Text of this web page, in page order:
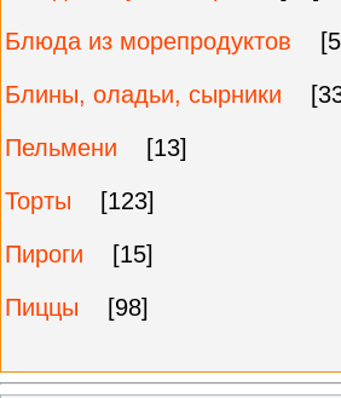
Блюда из морепродуктов
Блины, оладьи, сырники
Пельмени
[13]
Торты
[123]
Пироги
[15]
Пиццы
[98]